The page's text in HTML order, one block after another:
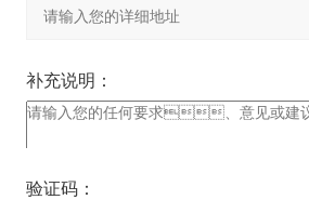
补充说明：
验证码：